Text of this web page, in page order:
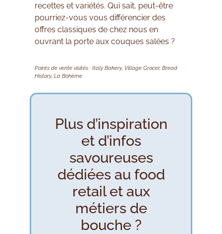
recettes et variétés. Qui sait, peut-être
pourriez-vous vous différencier des
offres classiques de chez nous en
ouvrant la porte aux couques salées ?
Points de vente visités : Italy Bakery, Village Grocer, Bread
History, La Bohème
Plus d’inspiration
et d’infos
savoureuses
dédiées au food
retail et aux
métiers de
bouche ?